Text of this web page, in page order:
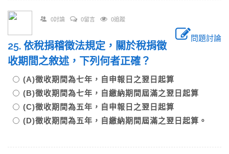
0討論 0留言 0追蹤
問題討論
25. 依稅捐稽徵法規定，關於稅捐徵
收期間之敘述，下列何者正確？
(A)徵收期間為七年，自申報日之翌日起算
(B)徵收期間為七年，自繳納期間屆滿之翌日起算
(C)徵收期間為五年，自申報日之翌日起算
(D)徵收期間為五年，自繳納期間屆滿之翌日起算。